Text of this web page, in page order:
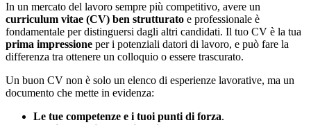
In un mercato del lavoro sempre più competitivo, avere un
curriculum vitae (CV) ben strutturato e professionale è
fondamentale per distinguersi dagli altri candidati. Il tuo CV è la tua
prima impressione per i potenziali datori di lavoro, e può fare la
differenza tra ottenere un colloquio o essere trascurato.
Un buon CV non è solo un elenco di esperienze lavorative, ma un
documento che mette in evidenza:
Le tue competenze e i tuoi punti di forza.